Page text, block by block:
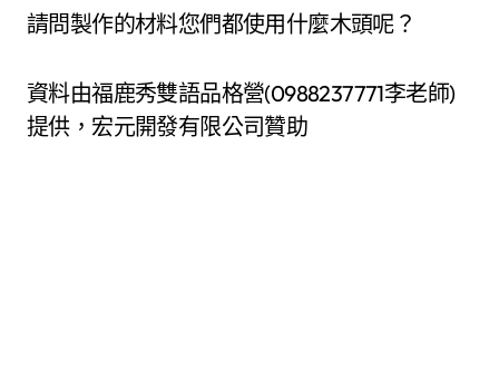
請問製作的材料您們都使用什麼木頭呢？
資料由福鹿秀雙語品格營(0988237771李老師)
提供，宏元開發有限公司贊助